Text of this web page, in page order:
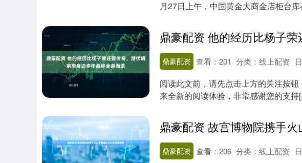
月27日上午，中国黄金大商金店柜台
鼎豪配资 查看： 201 分类： 线上配资
阅读此文前，请先点击上方的关注按
来全新的阅读体验，非常感谢您的支
鼎豪配资 查看： 206 分类： 线上配资